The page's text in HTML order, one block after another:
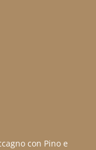
con Pino e